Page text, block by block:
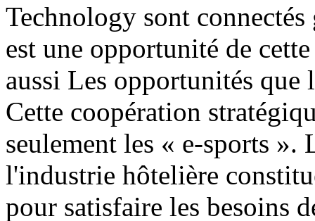
Technology sont
est une opportunité de
aussi Les opportunités que
Cette coopération
seulement les « e-sports ».
l'industrie hôtelière
pour satisfaire les besoins